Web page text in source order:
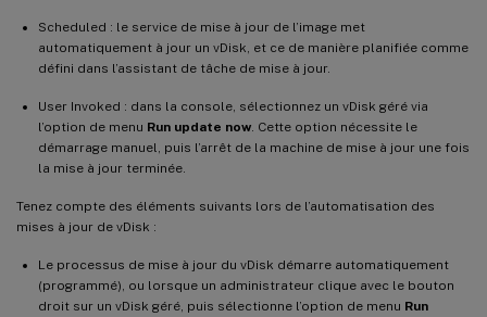
Scheduled : le service de mise à jour de l’image met
automatiquement à jour un vDisk, et ce de manière planifiée comme
défini dans l’assistant de tâche de mise à jour.
User Invoked : dans la console, sélectionnez un vDisk géré via
l’option de menu Run update now . Cette option nécessite le
démarrage manuel, puis l’arrêt de la machine de mise à jour une fois
la mise à jour terminée.
Tenez compte des éléments suivants lors de l’automatisation des
mises à jour de vDisk :
Le processus de mise à jour du vDisk démarre automatiquement
(programmé), ou lorsque un administrateur clique avec le bouton
droit sur un vDisk géré, puis sélectionne l’option de menu Run